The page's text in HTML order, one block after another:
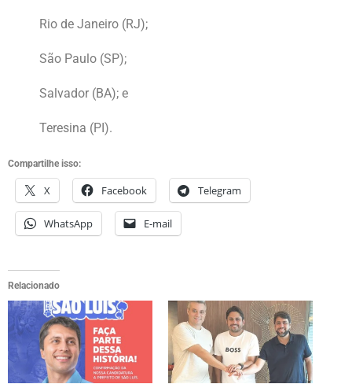
Rio de Janeiro (RJ);
São Paulo (SP);
Salvador (BA); e
Teresina (PI).
Compartilhe isso:
X Facebook Telegram
WhatsApp E-mail
Relacionado